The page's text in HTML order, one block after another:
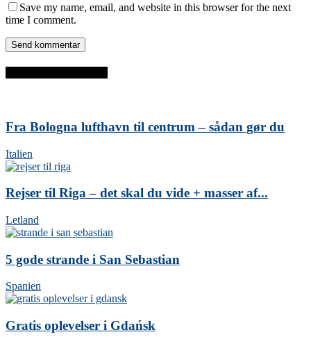
Save my name, email, and website in this browser for the next
time I comment.
Fra Bologna lufthavn til centrum – sådan gør du
Italien
Rejser til Riga – det skal du vide + masser af...
Letland
5 gode strande i San Sebastian
Spanien
Gratis oplevelser i Gdańsk